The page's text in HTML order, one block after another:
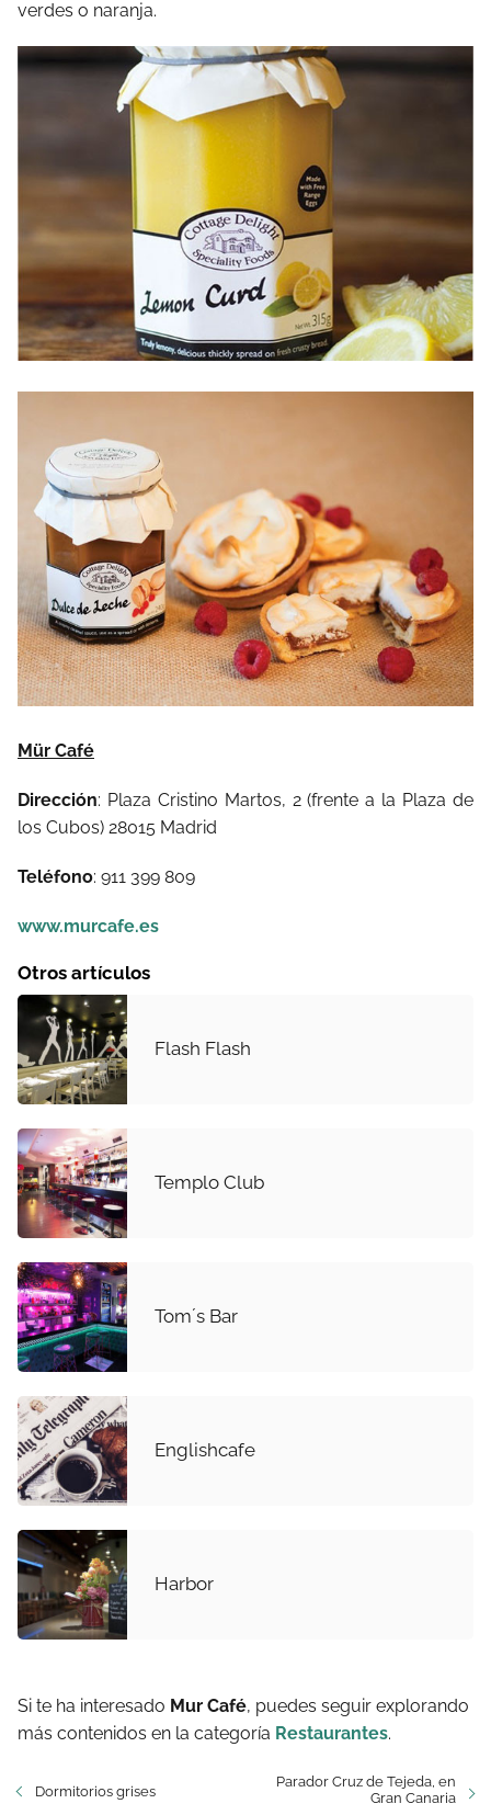
verdes o naranja.
Mür Café
Dirección: Plaza Cristino Martos, 2 (frente a la Plaza de
los Cubos) 28015 Madrid
Teléfono: 911 399 809
www.murcafe.es
Otros artículos
Flash Flash
Templo Club
Tom´s Bar
Englishcafe
Harbor
Si te ha interesado Mur Café, puedes seguir explorando
más contenidos en la categoría Restaurantes.
Dormitorios grises
Parador Cruz de Tejeda, en
Gran Canaria